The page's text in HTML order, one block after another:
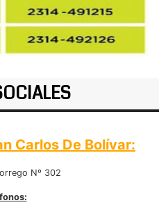
Carlos De Bolívar:
Nº 302